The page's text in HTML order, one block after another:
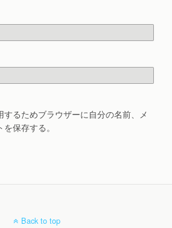
るためブラウザーに自分の名前、メ
保存する。
Back to top